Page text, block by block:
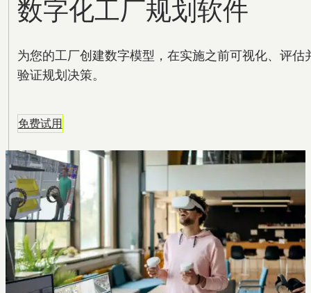
数字化工厂规划软件
为您的工厂创建数字模型，在实施之前可视化、评估
验证规划决策。
免费试用